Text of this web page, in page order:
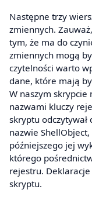
Następne trzy
zmiennych.
tym, że ma do
zmiennych mogą
czytelności warto
dane, które mają
W naszym skrypcie
nazwami kluczy
skryptu
nazwie
późniejszego jej
którego
rejestru. Deklaracje
skryptu.